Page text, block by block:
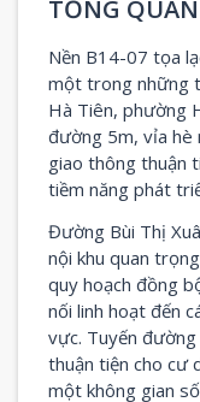
TỔNG QUAN
Nền B14-07 tọa
một trong những
Hà Tiên, phường
đường 5m, vỉa hè
giao thông thuận
tiềm năng phát
Đường Bùi Thị
nội khu quan
quy hoạch đồng
nối linh hoạt đến
vực. Tuyến đường
thuận tiện cho cư
một không gian